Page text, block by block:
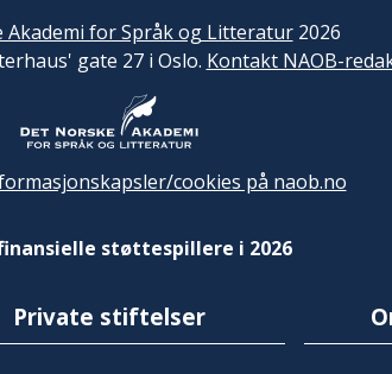
Akademi for Språk og Litteratur2026
gate 27 i Oslo. Kontakt NAOB-
cookies på naob.no
støttespillere i 2026
Private stiftelser